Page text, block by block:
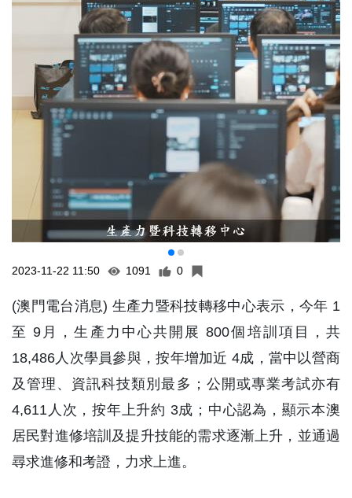
2023-11-22 11:50 1091 0
(澳門電台消息) 生產力暨科技轉移中心表示，今年 1
至 9月，生產力中心共開展 800個培訓項目，共
18,486人次學員參與，按年增加近 4成，當中以營商
及管理、資訊科技類別最多；公開或專業考試亦有
4,611人次，按年上升約 3成；中心認為，顯示本澳
居民對進修培訓及提升技能的需求逐漸上升，並通過
尋求進修和考證，力求上進。